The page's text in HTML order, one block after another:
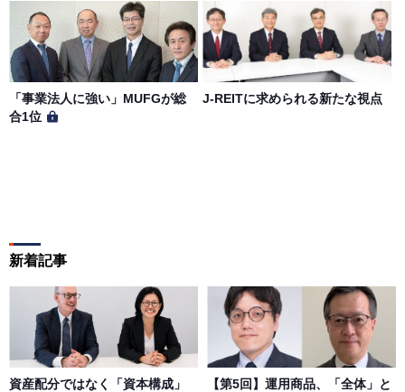
「事業法人に強い」MUFGが総
合1位
J-REITに求められる新たな視点
新着記事
資産配分ではなく「資本構成」
【第5回】運用商品、「全体」と